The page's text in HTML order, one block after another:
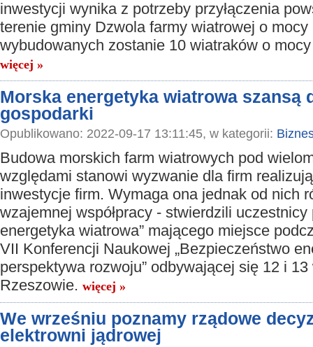
inwestycji wynika z potrzeby przyłączenia
terenie gminy Dzwola farmy wiatrowej o
wybudowanych zostanie 10 wiatraków o
więcej »
Morska energetyka wiatrowa szansą
gospodarki
Opublikowano: 2022-09-17 13:11:45, w kategorii:
Budowa morskich farm wiatrowych pod
względami stanowi wyzwanie dla firm
inwestycje firm. Wymaga ona jednak od nich
wzajemnej współpracy - stwierdzili uczestnicy
energetyka wiatrowa” mającego miejsce
VII Konferencji Naukowej „Bezpieczeństwo
perspektywa rozwoju” odbywającej się 12 i
Rzeszowie. więcej »
We wrześniu poznamy rządowe
elektrowni jądrowej